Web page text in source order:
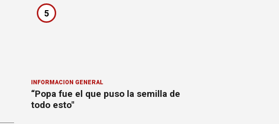
5
INFORMACION GENERAL
“Popa fue el que puso la semilla de
todo esto"